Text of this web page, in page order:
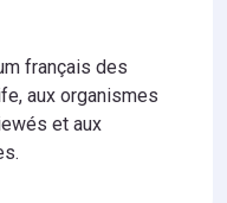
français des
aux organismes
et aux